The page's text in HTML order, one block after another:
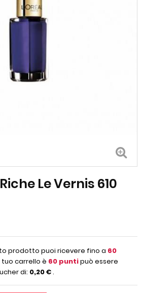
Le Vernis 610
prodotto puoi ricevere fino a 60
carrello è 60 puntipuò essere
di: 0,20 €.